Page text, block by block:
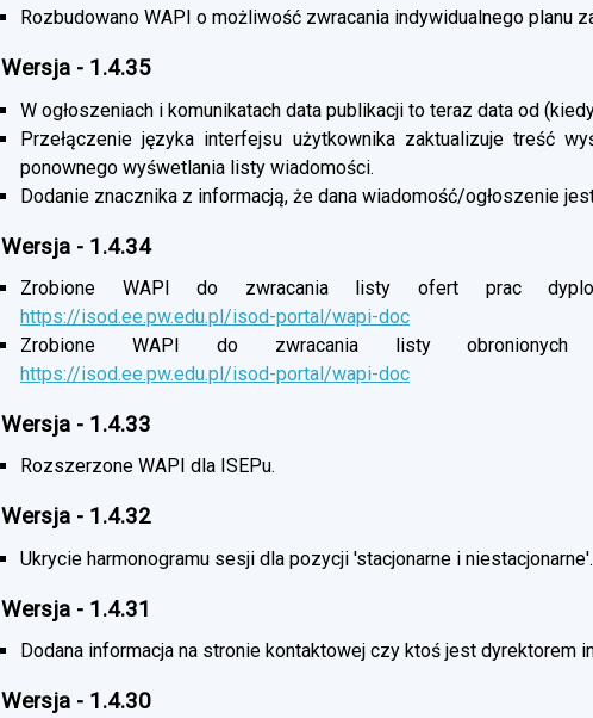
Rozbudowano WAPI o możliwość zwracania indywidualnego planu
Wersja - 1.4.35
W ogłoszeniach i komunikatach data publikacji to teraz data od
Przełączenie języka interfejsu użytkownika zaktualizuje treść
ponownego wyśwetlania listy wiadomości.
Dodanie znacznika z informacją, że dana wiadomość/ogłoszenie
Wersja - 1.4.34
Zrobione WAPI do zwracania listy ofert prac
https://isod.ee.pw.edu.pl/isod-portal/wapi-doc
Zrobione WAPI do zwracania listy obronionych
https://isod.ee.pw.edu.pl/isod-portal/wapi-doc
Wersja - 1.4.33
Rozszerzone WAPI dla ISEPu.
Wersja - 1.4.32
Ukrycie harmonogramu sesji dla pozycji 'stacjonarne i niestacjonarne'.
Wersja - 1.4.31
Dodana informacja na stronie kontaktowej czy ktoś jest dyrektorem
Wersja - 1.4.30